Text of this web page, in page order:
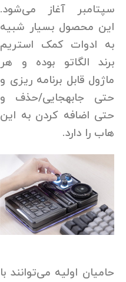
سپتامبر آغاز می‌شود.
این محصول بسیار شبیه
به ادوات کمک استریم
برند الگاتو بوده و هر
ماژول قابل برنامه ریزی و
حتی جابهجایی/حذف و
حتی اضافه کردن به این
هاب را دارد.
حامیان اولیه می‌توانند با